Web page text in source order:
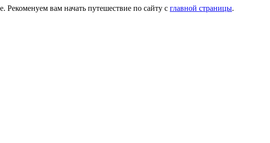
вам начать путешествие по сайту с главной страницы.